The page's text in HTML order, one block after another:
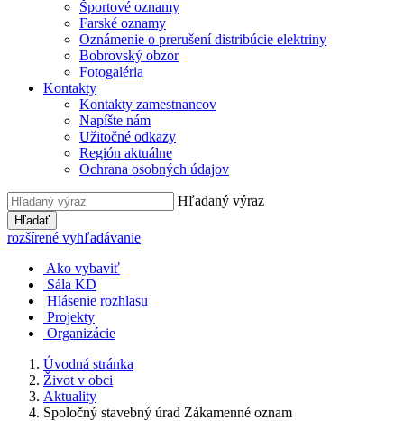
Športové oznamy
Farské oznamy
Oznámenie o prerušení distribúcie elektriny
Bobrovský obzor
Fotogaléria
Kontakty
Kontakty zamestnancov
Napíšte nám
Užitočné odkazy
Región aktuálne
Ochrana osobných údajov
Hľadaný výraz
Hľadať
rozšírené vyhľadávanie
Ako vybaviť
Sála KD
Hlásenie rozhlasu
Projekty
Organizácie
Úvodná stránka
Život v obci
Aktuality
Spoločný stavebný úrad Zákamenné oznam